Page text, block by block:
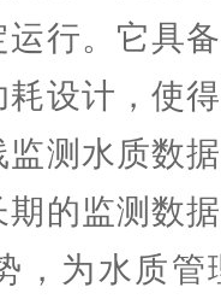
运行。它具
设计，使
测水质数
的监测数
，为水质管